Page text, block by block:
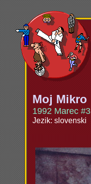
Moj Mikro
1992 Marec #3
Jezik: slovenski